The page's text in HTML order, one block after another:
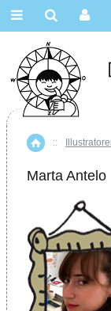
Home
::
Marta Antelo